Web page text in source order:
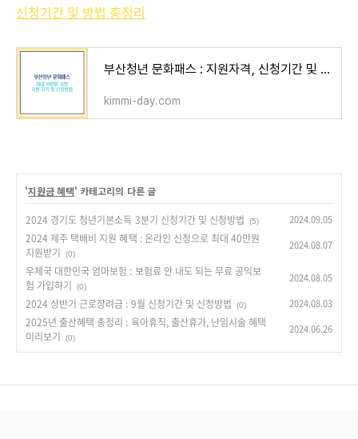
신청기간 및 방법 총정리
부산청년 문화패스 : 지원자격, 신청기간 및 방법 총정리
kimmi-day.com
'지원금 혜택' 카테고리의 다른 글
2024 경기도 청년기본소득 3분기 신청기간 및 신청방법 (5) 2024.09.05
2024 제주 택배비 지원 혜택 : 온라인 신청으로 최대 40만원
지원받기
(0)
2024.08.07
우체국 대한민국 엄마보험 : 보험료 안 내도 되는 무료 공익보
험 가입하기
(0)
2024.08.05
2024 상반기 근로장려금 : 9월 신청기간 및 신청방법 (0) 2024.08.03
2025년 출산혜택 총정리 : 육아휴직, 출산휴가, 난임시술 혜택
미리보기
(0)
2024.06.26